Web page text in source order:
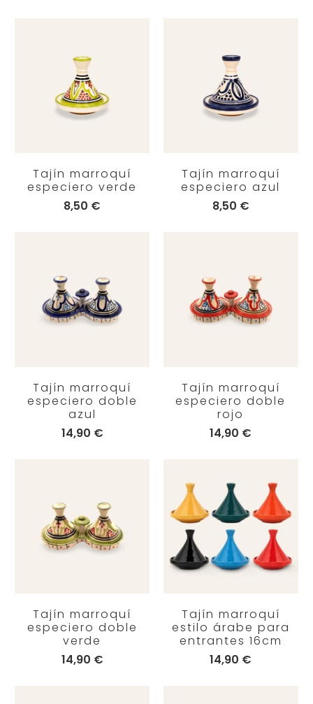
Tajín marroquí
especiero verde
8,50 €
Tajín marroquí
especiero azul
8,50 €
Tajín marroquí
especiero doble
azul
14,90 €
Tajín marroquí
especiero doble
rojo
14,90 €
Tajín marroquí
especiero doble
verde
14,90 €
Tajín marroquí
estilo árabe para
entrantes 16cm
14,90 €